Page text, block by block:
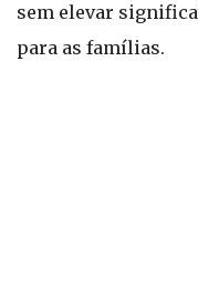
sem elevar
para as famílias.